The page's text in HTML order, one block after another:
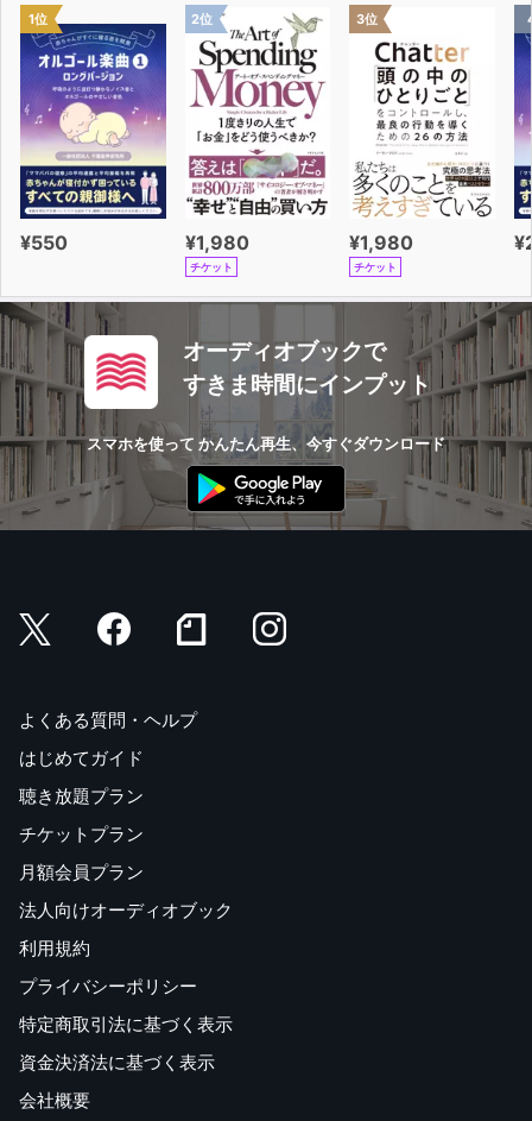
1位
¥550
2位
¥1,980
チケット
3位
¥1,980
チケット
オーディオブックで
すきま時間にインプット
スマホを使って かんたん再生、今すぐダウンロード
よくある質問・ヘルプ
はじめてガイド
聴き放題プラン
チケットプラン
月額会員プラン
法人向けオーディオブック
利用規約
プライバシーポリシー
特定商取引法に基づく表示
資金決済法に基づく表示
会社概要